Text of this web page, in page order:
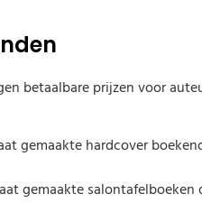
betaalbare prijzen voor
boek met beschermhoes.